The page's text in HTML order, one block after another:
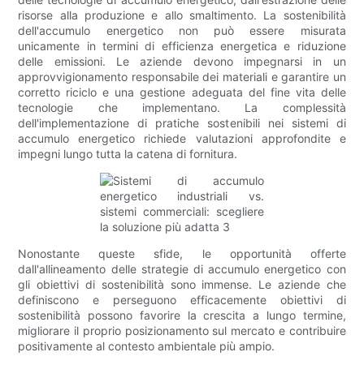
risorse alla produzione e allo smaltimento. La sostenibilità
dell'accumulo energetico non può essere misurata
unicamente in termini di efficienza energetica e riduzione
delle emissioni. Le aziende devono impegnarsi in un
approvvigionamento responsabile dei materiali e garantire un
corretto riciclo e una gestione adeguata del fine vita delle
tecnologie che implementano. La complessità
dell'implementazione di pratiche sostenibili nei sistemi di
accumulo energetico richiede valutazioni approfondite e
impegni lungo tutta la catena di fornitura.
Nonostante queste sfide, le opportunità offerte
dall'allineamento delle strategie di accumulo energetico con
gli obiettivi di sostenibilità sono immense. Le aziende che
definiscono e perseguono efficacemente obiettivi di
sostenibilità possono favorire la crescita a lungo termine,
migliorare il proprio posizionamento sul mercato e contribuire
positivamente al contesto ambientale più ampio.